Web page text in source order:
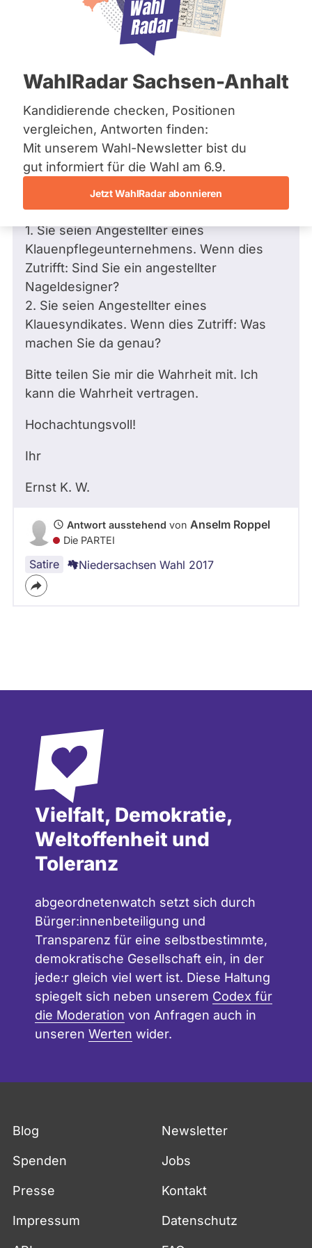
Bremen
Hamburg
Mecklenburg-Vorpommern
Nordrhein-Westfalen
Saarland
Sachsen
Sachsen-Anhalt
Sachsen-Anhalt
Schleswig-Holstein
Thüringen
Archiv
Über uns
Spenden
WahlRadar Sachsen-Anhalt
Kandidierende checken, Positionen
vergleichen, Antworten finden:
Mit unserem Wahl-Newsletter bist du
gut informiert für die Wahl am 6.9.
Jetzt WahlRadar abonnieren
weil
aktive
05.10.2017
Frage an Anselm Roppel von
Ernst W.
bezüglich Innere Sicherheit
Sehr geehrter Herr Roppel!
In Diskussionen über die zur Wahl
stehenden Kandidaten werden über Sie
zwei verschiedene Dinge über Ihre
Tätigkeit als Angestellter behauptet.
1. Sie seien Angestellter eines
Klauenpflegeunternehmens. Wenn dies
Zutrifft: Sind Sie ein angestellter
Nageldesigner?
2. Sie seien Angestellter eines
Klauesyndikates. Wenn dies Zutriff: Was
machen Sie da genau?
Bitte teilen Sie mir die Wahrheit mit. Ich
kann die Wahrheit vertragen.
Hochachtungsvoll!
Ihr
Ernst K. W.
Antwort ausstehend von Anselm Roppel
Die PARTEI
Satire Niedersachsen Wahl 2017
Vielfalt, Demokratie,
Weltoffenheit und
Toleranz
abgeordnetenwatch setzt sich durch
Bürger:innenbeteiligung und
Transparenz für eine selbstbestimmte,
demokratische Gesellschaft ein, in der
jede:r gleich viel wert ist. Diese Haltung
spiegelt sich neben unserem Codex für
die Moderation von Anfragen auch in
unseren Werten wider.
Blog Newsletter
Spenden Jobs
Presse Kontakt
Impressum Datenschutz